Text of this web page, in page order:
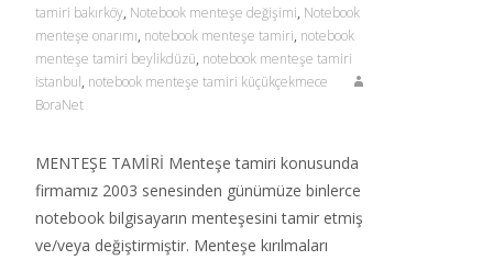
tamiri bakırköy, Notebook menteşe değişimi, Notebook
menteşe onarımı, notebook menteşe tamiri, notebook
menteşe tamiri beylikdüzü, notebook menteşe tamiri
istanbul, notebook menteşe tamiri küçükçekmece
BoraNet
MENTEŞE TAMİRİ Menteşe tamiri konusunda
firmamız 2003 senesinden günümüze binlerce
notebook bilgisayarın menteşesini tamir etmiş
ve/veya değiştirmiştir. Menteşe kırılmaları